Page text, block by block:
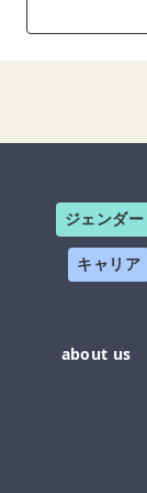
ジェンダー
キャリア
about us